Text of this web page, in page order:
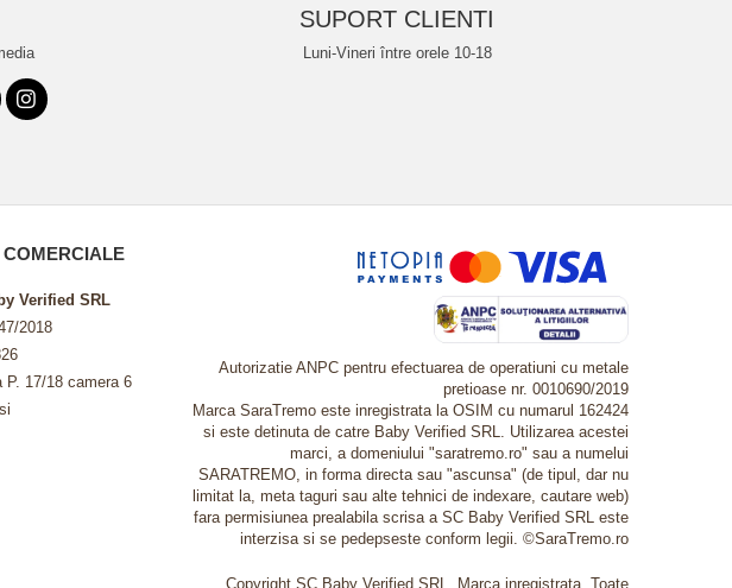
SUPORT CLIENTI
Luni-Vineri între orele 10-18
COMERCIALE
Verified SRL
2018
P. 17/18 camera 6
Autorizatie ANPC pentru efectuarea de operatiuni cu metale
pretioase nr. 0010690/2019
Marca SaraTremo este inregistrata la OSIM cu numarul 162424
si este detinuta de catre Baby Verified SRL. Utilizarea acestei
marci, a domeniului "saratremo.ro" sau a numelui
SARATREMO, in forma directa sau "ascunsa" (de tipul, dar nu
limitat la, meta taguri sau alte tehnici de indexare, cautare web)
fara permisiunea prealabila scrisa a SC Baby Verified SRL este
interzisa si se pedepseste conform legii. ©SaraTremo.ro
Copyright SC Baby Verified SRL. Marca inregistrata. Toate